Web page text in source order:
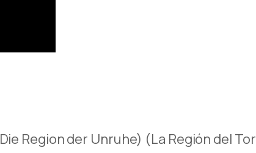
Die Region der Unruhe) (La Región del